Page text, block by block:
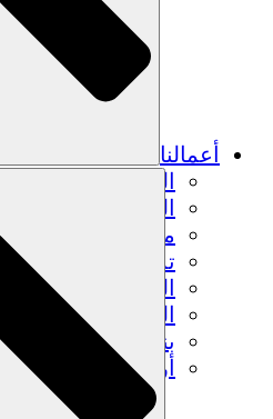
أعمالنا
الزراعة المستدامة
التعافي من الزلزال
مياه نظيفة
تمكين المرأة
الشباب والطلاب
الحفاظ على التراث
بناء القدرات
أرصدة الكربون